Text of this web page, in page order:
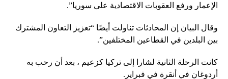
الإعمار ورفع العقوبات الاقتصادية على سوريا”.
وقال البيان إن المحادثات تناولت أيضًا “تعزيز التعاون المشترك
بين البلدين في القطاعين المختلفين”.
كانت الرحلة الثانية لشارا إلى تركيا كزعيم ، بعد أن رحب به
أردوغان في أنقرة في فبراير.